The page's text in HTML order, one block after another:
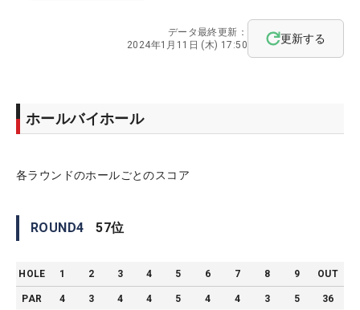
データ最終更新：
2024年1月11日 (木) 17:50
更新する
ホールバイホール
各ラウンドのホールごとのスコア
ROUND4 57位
HOLE 1 2 3 4 5 6 7 8 9 OUT
PAR 4 3 4 4 5 4 4 3 5 36